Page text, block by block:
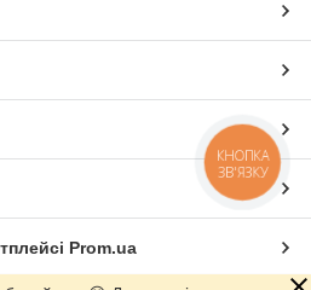
Prom.ua
КНОПКА
ЗВ'ЯЗКУ